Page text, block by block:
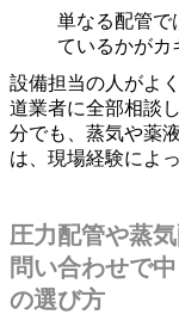
単なる配管で
ているかがカ
設備担当の人がよ
道業者に全部相談
分でも、蒸気や薬
は、現場経験によ
圧力配管や蒸
問い合わせで
の選び方